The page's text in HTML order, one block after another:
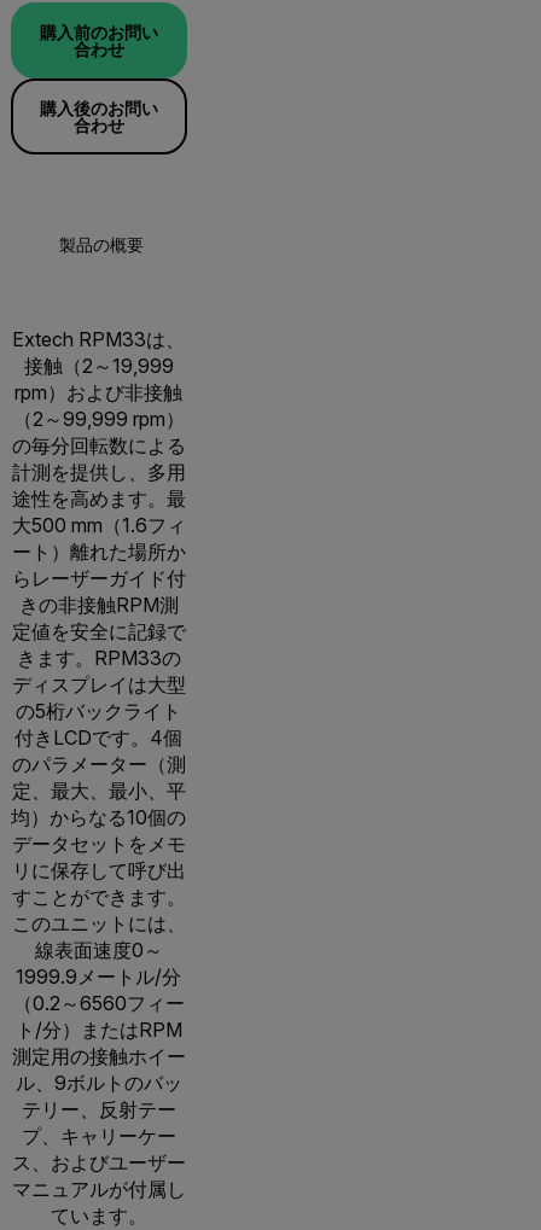
購入前のお問い
合わせ
購入後のお問い
合わせ
製品の概要
Extech RPM33は、
接触（2～19,999
rpm）および非接触
（2～99,999 rpm）
の毎分回転数による
計測を提供し、多用
途性を高めます。最
大500 mm（1.6フィ
ート）離れた場所か
らレーザーガイド付
きの非接触RPM測
定値を安全に記録で
きます。RPM33の
ディスプレイは大型
の5桁バックライト
付きLCDです。4個
のパラメーター（測
定、最大、最小、平
均）からなる10個の
データセットをメモ
リに保存して呼び出
すことができます。
このユニットには、
線表面速度0～
1999.9メートル/分
（0.2～6560フィー
ト/分）またはRPM
測定用の接触ホイー
ル、9ボルトのバッ
テリー、反射テー
プ、キャリーケー
ス、およびユーザー
マニュアルが付属し
ています。